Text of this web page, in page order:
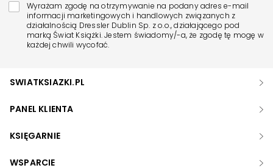
Wyrażam zgodę na otrzymywanie na podany adres e-mail
informacji marketingowych i handlowych związanych z
działalnością Dressler Dublin Sp. z o.o., działającego pod
marką Świat Książki. Jestem świadomy/-a, że zgodę tę mogę w
każdej chwili wycofać.
SWIATKSIAZKI.PL
PANEL KLIENTA
KSIĘGARNIE
WSPARCIE